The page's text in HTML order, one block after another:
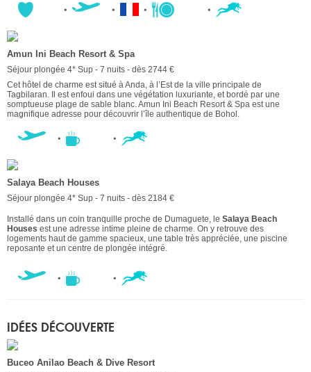
Amun Ini Beach Resort & Spa
Séjour plongée 4* Sup - 7 nuits - dès 2744 €
Cet hôtel de charme est situé à Anda, à l’Est de la ville principale de
Tagbilaran. Il est enfoui dans une végétation luxuriante, et bordé par une
somptueuse plage de sable blanc. Amun Ini Beach Resort & Spa est une
magnifique adresse pour découvrir l’île authentique de Bohol.
Salaya Beach Houses
Séjour plongée 4* Sup - 7 nuits - dès 2184 €
Installé dans un coin tranquille proche de Dumaguete, le Salaya Beach
Houses est une adresse intime pleine de charme. On y retrouve des
logements haut de gamme spacieux, une table très appréciée, une piscine
reposante et un centre de plongée intégré.
IDÉES DÉCOUVERTE
Buceo Anilao Beach & Dive Resort